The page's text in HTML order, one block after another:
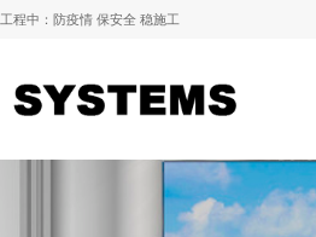
工程中：防疫情 保安全 稳施工